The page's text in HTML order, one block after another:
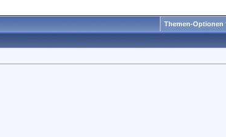
Themen-Optionen